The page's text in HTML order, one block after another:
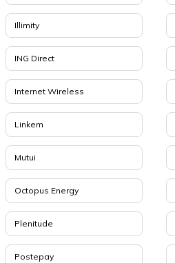
Illimity
ING Direct
Internet Wireless
Linkem
Mutui
Octopus Energy
Plenitude
Postepay